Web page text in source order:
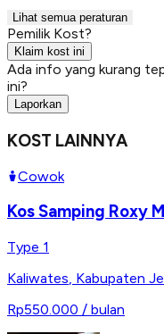
Lihat semua peraturan
Pemilik Kost?
Klaim kost ini
Ada info yang kurang
ini?
Laporkan
KOST LAINNYA
Cowok
Kos Samping Roxy
Type 1
Kaliwates, Kabupaten
Rp550.000 / bulan